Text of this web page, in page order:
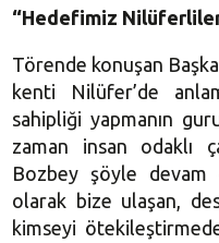
“Hedefimiz
Törende konuşan
kenti Nilüfer’de
sahipliği yapmanın
zaman insan odaklı
Bozbey şöyle
olarak bize ulaşan,
kimseyi